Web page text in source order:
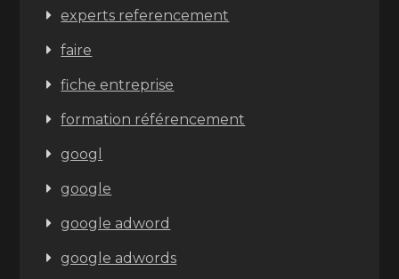
experts referencement
faire
fiche entreprise
formation référencement
googl
google
google adword
google adwords